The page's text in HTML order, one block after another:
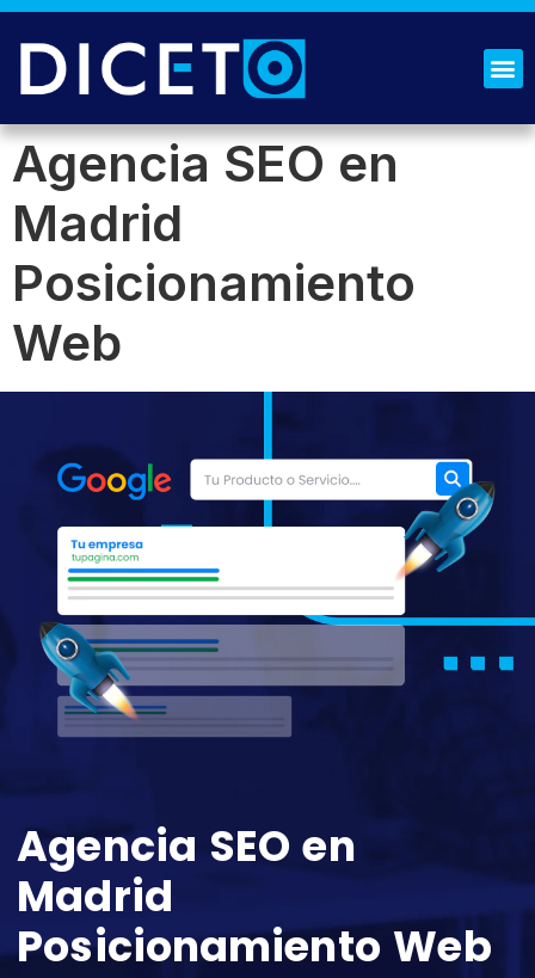
Agencia SEO en
Madrid
Posicionamiento
Web
Agencia SEO en
Madrid
Posicionamiento Web